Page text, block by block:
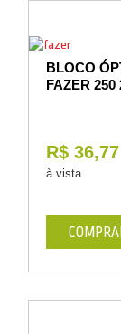
BLOCO
FAZER 250
R$ 36,77
à vista